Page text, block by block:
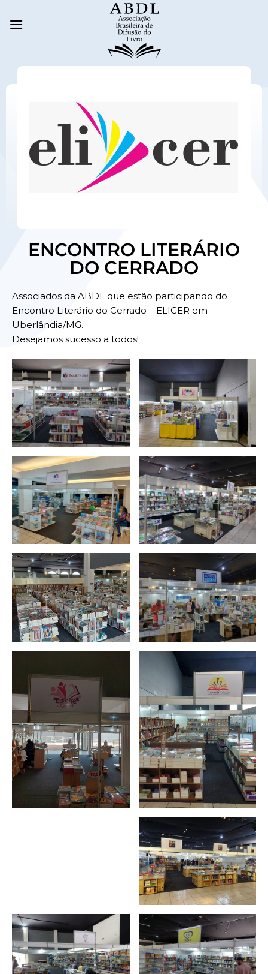
ENCONTRO LITERÁRIO
DO CERRADO
Associados da ABDL que estão participando do
Encontro Literário do Cerrado – ELICER em
Uberlândia/MG.
Desejamos sucesso a todos!